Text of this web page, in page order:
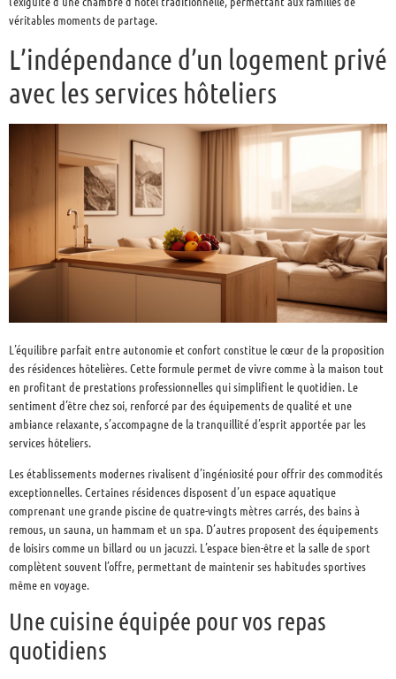
véritables moments de partage.
L’indépendance d’un logement privé
avec les services hôteliers
L’équilibre parfait entre autonomie et confort constitue le cœur de la proposition
des résidences hôtelières. Cette formule permet de vivre comme à la maison tout
en profitant de prestations professionnelles qui simplifient le quotidien. Le
sentiment d’être chez soi, renforcé par des équipements de qualité et une
ambiance relaxante, s’accompagne de la tranquillité d’esprit apportée par les
services hôteliers.
Les établissements modernes rivalisent d’ingéniosité pour offrir des commodités
exceptionnelles. Certaines résidences disposent d’un espace aquatique
comprenant une grande piscine de quatre-vingts mètres carrés, des bains à
remous, un sauna, un hammam et un spa. D’autres proposent des équipements
de loisirs comme un billard ou un jacuzzi. L’espace bien-être et la salle de sport
complètent souvent l’offre, permettant de maintenir ses habitudes sportives
même en voyage.
Une cuisine équipée pour vos repas
quotidiens